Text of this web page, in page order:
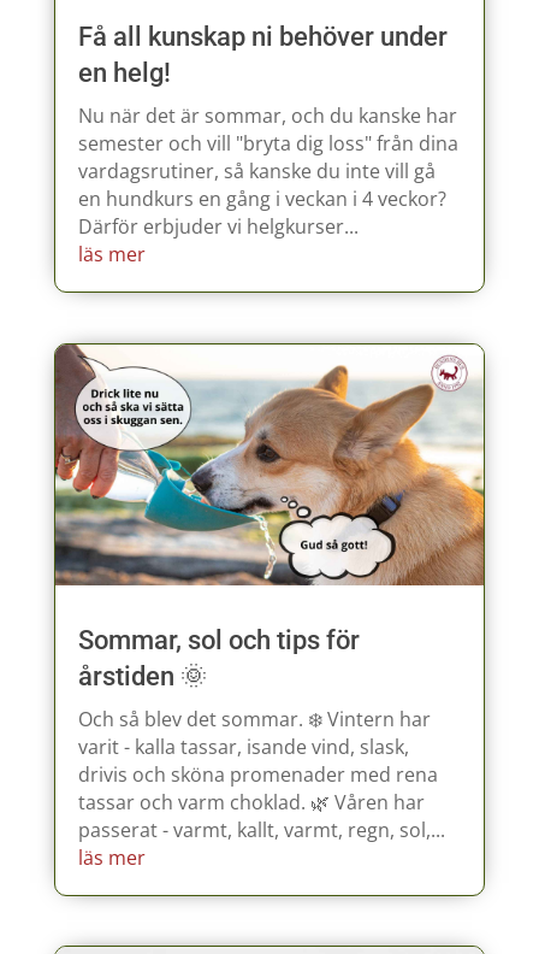
Få all kunskap ni behöver under
en helg!
Nu när det är sommar, och du kanske har
semester och vill "bryta dig loss" från dina
vardagsrutiner, så kanske du inte vill gå
en hundkurs en gång i veckan i 4 veckor?
Därför erbjuder vi helgkurser...
läs mer
Sommar, sol och tips för
årstiden 🌞
Och så blev det sommar. ❄️ Vintern har
varit - kalla tassar, isande vind, slask,
drivis och sköna promenader med rena
tassar och varm choklad. 🌿 Våren har
passerat - varmt, kallt, varmt, regn, sol,...
läs mer